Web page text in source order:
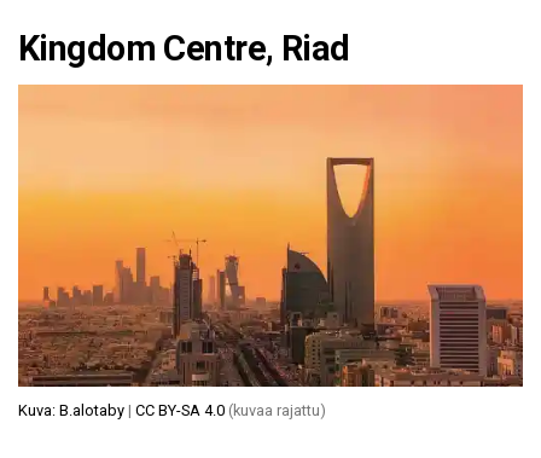
Kingdom Centre, Riad
Kuva: B.alotaby | CC BY-SA 4.0 (kuvaa rajattu)